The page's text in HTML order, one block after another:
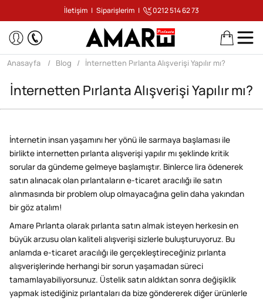
İletişim | Siparişlerim | 0212 514 62 73
Anasayfa Blog İnternetten Pırlanta Alışverişi Yapılır mı?
İnternetten Pırlanta Alışverişi Yapılır mı?
İnternetin insan yaşamını her yönü ile sarmaya başlaması ile
birlikte internetten pırlanta alışverişi yapılır mı şeklinde kritik
sorular da gündeme gelmeye başlamıştır. Binlerce lira ödenerek
satın alınacak olan pırlantaların e-ticaret aracılığı ile satın
alınmasında bir problem olup olmayacağına gelin daha yakından
bir göz atalım!
Amare Pırlanta olarak pırlanta satın almak isteyen herkesin en
büyük arzusu olan kaliteli alışverişi sizlerle buluşturuyoruz. Bu
anlamda e-ticaret aracılığı ile gerçekleştireceğiniz pırlanta
alışverişlerinde herhangi bir sorun yaşamadan süreci
tamamlayabiliyorsunuz. Üstelik satın aldıktan sonra değişiklik
yapmak istediğiniz pırlantaları da bize göndererek diğer ürünlerle